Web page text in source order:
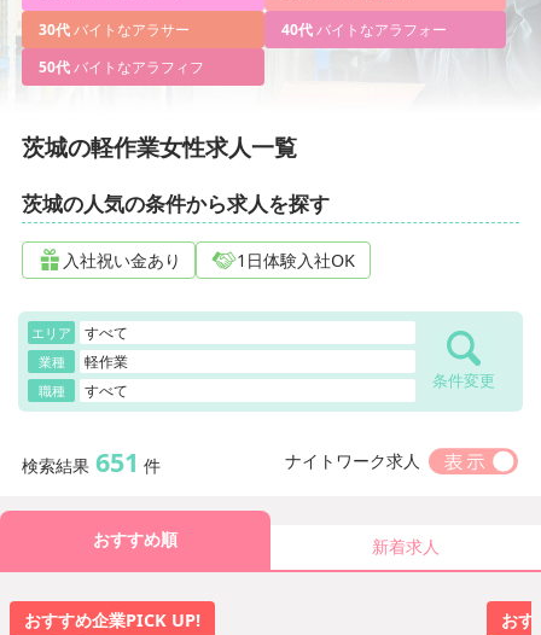
30代バイトなアラサー 40代バイトなアラフォー
50代バイトなアラフィフ
茨城の軽作業女性求人一覧
茨城の人気の条件から求人を探す
入社祝い金あり 1日体験入社OK
エリア すべて
業種 軽作業
職種 すべて 条件変更
検索結果 651 件 ナイトワーク求人
おすすめ順 新着求人
おすすめ企業PICK UP! おす